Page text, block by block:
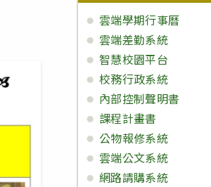
雲端學期行事曆
雲端差勤系統
智慧校園平台
校務行政系統
內部控制聲明書
課程計畫書
公物報修系統
雲端公文系統
網路請購系統